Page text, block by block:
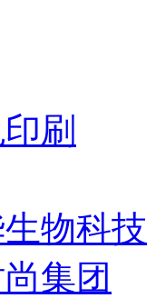
刷
物科技
集团